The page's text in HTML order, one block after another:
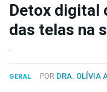
J3NEWS
COLUNAS
Detox digital
das telas na
GERAL POR DRA. OLÍVIA